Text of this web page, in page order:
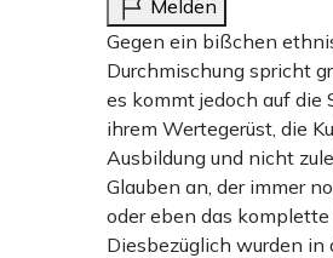
Melden
Gegen ein bißchen
Durchmischung spricht
es kommt jedoch auf die
ihrem Wertegerüst, die
Ausbildung und nicht
Glauben an, der immer
oder eben das komplette
Diesbezüglich wurden in